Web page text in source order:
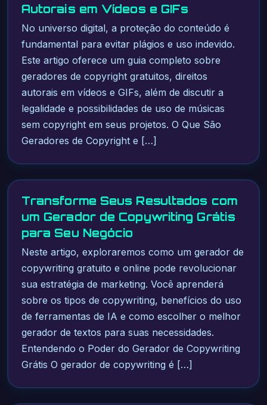
Autorais em Vídeos e GIFs
No universo digital, a proteção do conteúdo é
fundamental para evitar plágios e uso indevido.
Este artigo oferece um guia completo sobre
geradores de copyright gratuitos, direitos
autorais em vídeos e GIFs, além de discutir a
legalidade e possibilidades de uso de músicas
sem copyright em seus projetos. O Que São
Geradores de Copyright e […]
Transforme Seus Resultados com
um Gerador de Copywriting Grátis
para Seu Negócio
Neste artigo, exploraremos como um gerador de
copywriting gratuito e online pode revolucionar
sua estratégia de marketing. Você aprenderá
sobre os tipos de copywriting, benefícios do uso
de ferramentas de IA e como escolher o melhor
gerador de textos para suas necessidades.
Entendendo o Poder do Gerador de Copywriting
Grátis O gerador de copywriting é […]